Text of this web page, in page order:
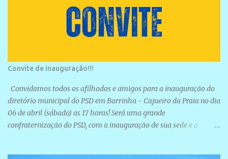
Convite de inauguração!!!
Convidamos todos os afilhados e amigos para a inauguração do
diretório municipal do PSD em Barrinha - Cajueiro da Praia no dia
06 de abril (sábado) as 17 horas! Será uma grande
confraternização do PSD, com a inauguração de sua sede e a